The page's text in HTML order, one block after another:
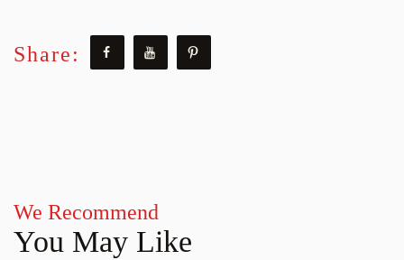
NYHETER
REGELVERK
FÖRBUNDET
Share:
We Recommend
You May Like